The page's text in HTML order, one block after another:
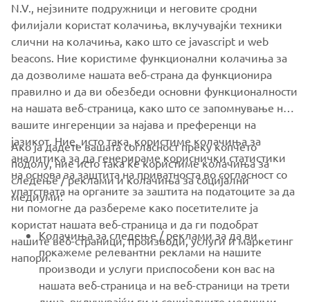
Advance Diversity & Inclusion
Read more
CORPORATE
FOR BUSINESS
MORE YAMAHA
N.V., нејзините подружници и неговите сродни
филијали користат колачиња, вклучувајќи техники
слични на колачиња, како што се javascript и web
beacons. Ние користиме функционални колачиња за
да дозволиме нашата веб-страна да функционира
правилно и да ви обезбеди основни функционалности
на нашата веб-страница, како што се запомнување на
вашите ингеренции за најава и преференци на
јазикот. Ние, исто така, користиме колачиња за
аналитика за да генерираме кориснички статистики
на основа за заштита на приватноста во согласност со
упатствата на органите за заштита на податоците за да
ни помогне да разбереме како посетителите ја
користат нашата веб-страница и да ги подобрат
нашите веб-страници, производи, услуги и маркетинг
напори.
Ако ја дадете вашата согласност преку копчето
подолу, ние исто така ќе користиме колачиња за
следење / реклами и колачиња за социјални
медиуми:
Колачиња за следење / реклами за да ви
покажеме релевантни реклами на нашите
производи и услуги приспособени кон вас на
нашата веб-страница и на веб-страници на трети